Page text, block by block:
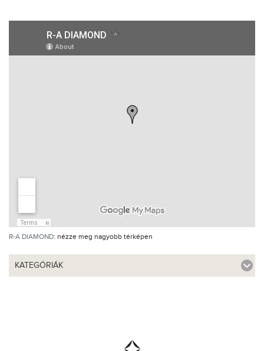
R-A DIAMOND: nézze meg nagyobb térképen
KATEGÓRIÁK